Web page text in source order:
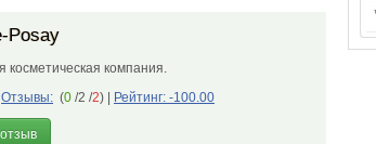
Posay
косметическая компания.
Отзывы: (0 /2 /2) Рейтинг: -100.00